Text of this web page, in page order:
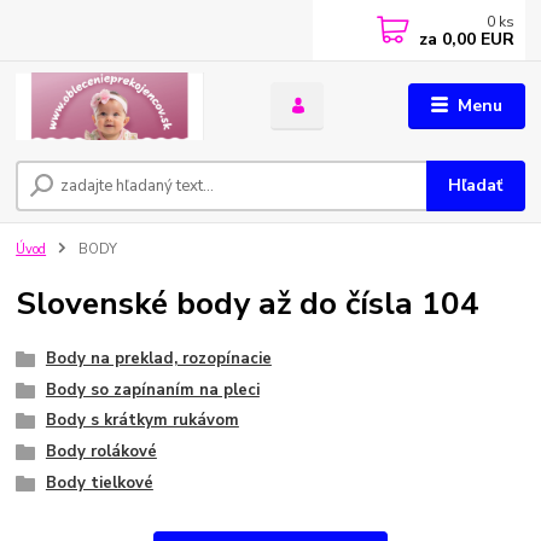
Menu
Hľadať
0 ks
za 0,00 EUR
Úvod BODY
Slovenské body až do čísla 104
Body na preklad, rozopínacie
Body so zapínaním na pleci
Body s krátkym rukávom
Body rolákové
Body tielkové